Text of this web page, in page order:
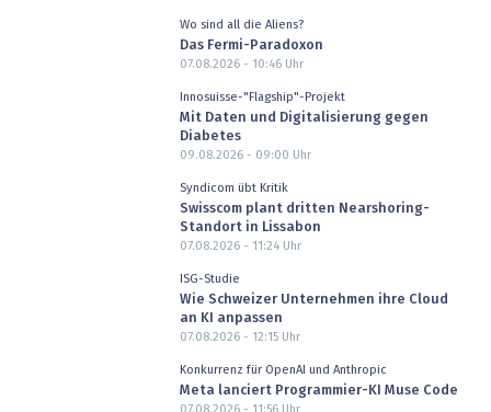
Wo sind all die Aliens?
Das Fermi-Paradoxon
07.08.2026 - 10:46Uhr
Innosuisse-"Flagship"-Projekt
Mit Daten und Digitalisierung gegen
Diabetes
09.08.2026 - 09:00 Uhr
Syndicom übt Kritik
Swisscom plant dritten Nearshoring-
Standort in Lissabon
07.08.2026 - 11:24Uhr
ISG-Studie
Wie Schweizer Unternehmen ihre Cloud
an KI anpassen
07.08.2026 - 12:15Uhr
Konkurrenz für OpenAI und Anthropic
Meta lanciert Programmier-KI Muse Code
07.08.2026 - 11:56Uhr